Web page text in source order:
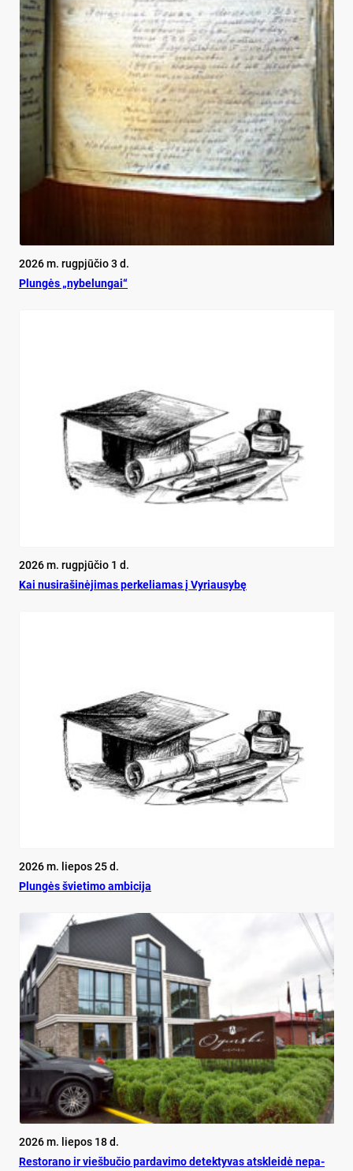
2026 m. rugpjūčio 3 d.
Plun­gės „ny­be­lun­gai“
2026 m. rugpjūčio 1 d.
Kai nu­si­ra­ši­nė­ji­mas per­ke­lia­mas į Vy­riau­sy­bę
2026 m. liepos 25 d.
Plun­gės švie­ti­mo am­bi­ci­ja
2026 m. liepos 18 d.
Res­to­ra­no ir vieš­bu­čio par­da­vi­mo de­tek­ty­vas at­sklei­dė ne­pa­